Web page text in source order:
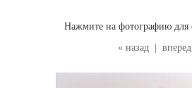
« назад
Нажмите на фотографию для